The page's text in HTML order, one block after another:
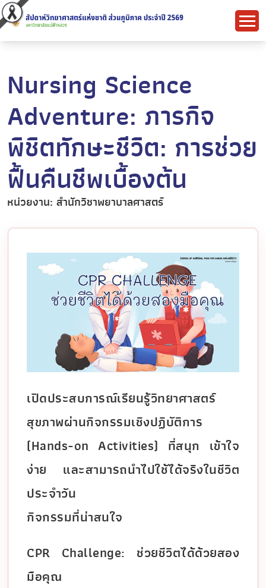
Nursing Science
Adventure: ภารกิจ
พิชิตทักษะชีวิต: การช่วย
ฟื้นคืนชีพเบื้องต้น
หน่วยงาน: สำนักวิชาพยาบาลศาสตร์
เปิดประสบการณ์เรียนรู้วิทยาศาสตร์
สุขภาพผ่านกิจกรรมเชิงปฏิบัติการ
(Hands-on Activities) ที่สนุก เข้าใจ
ง่าย และสามารถนำไปใช้ได้จริงในชีวิต
ประจำวัน
กิจกรรมที่น่าสนใจ
CPR Challenge: ช่วยชีวิตได้ด้วยสอง
มือคุณ